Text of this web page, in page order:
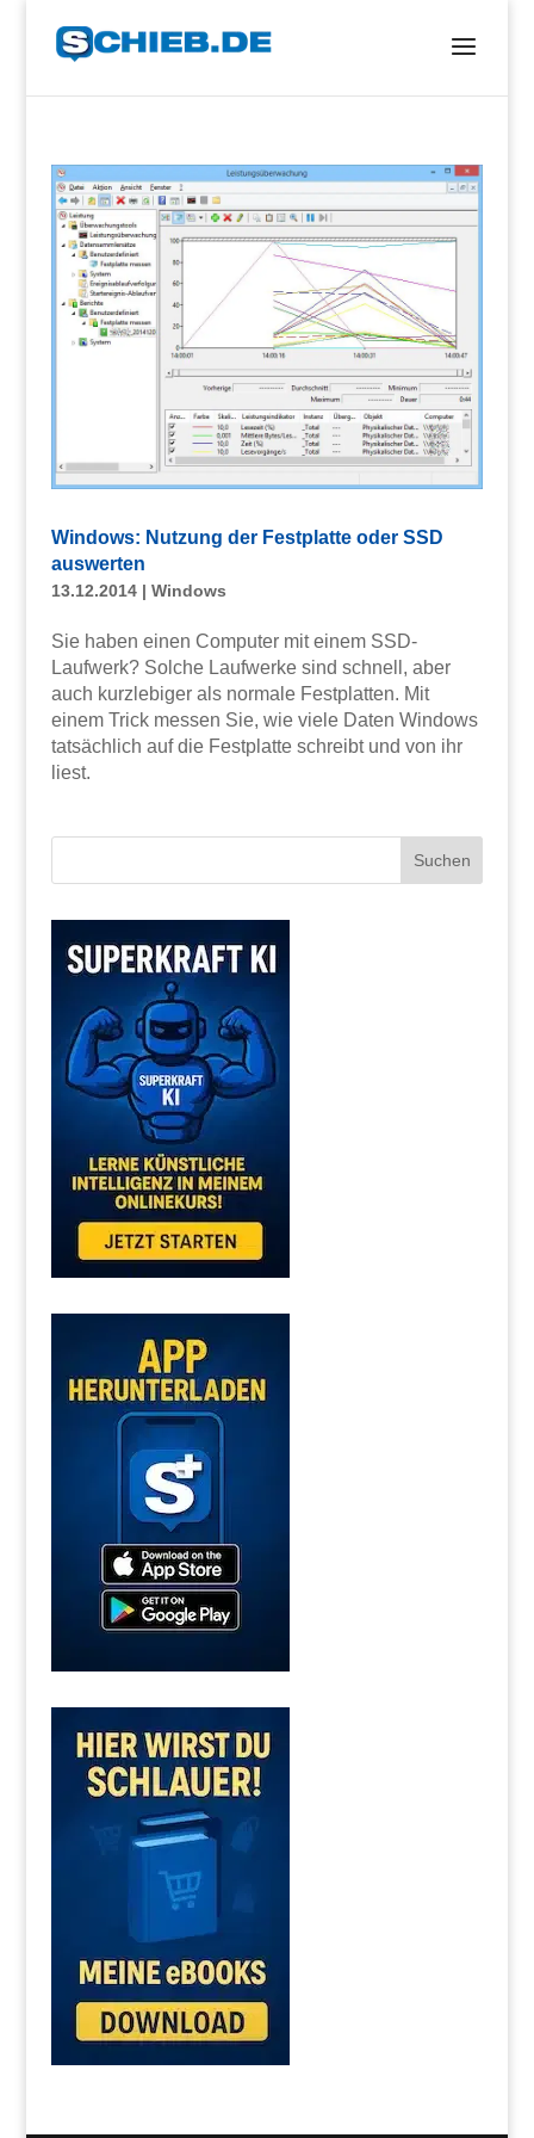
Windows: Nutzung der Festplatte oder SSD
auswerten
13.12.2014| Windows
Sie haben einen Computer mit einem SSD-
Laufwerk? Solche Laufwerke sind schnell, aber
auch kurzlebiger als normale Festplatten. Mit
einem Trick messen Sie, wie viele Daten Windows
tatsächlich auf die Festplatte schreibt und von ihr
liest.